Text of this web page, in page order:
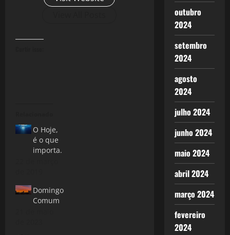
O Hoje,
é o que
importa.
Domingo
Comum
outubro
2024
setembro
2024
agosto
2024
julho 2024
junho 2024
maio 2024
abril 2024
março 2024
fevereiro
2024